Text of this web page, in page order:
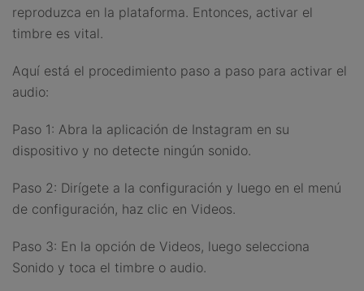
reproduzca en la plataforma. Entonces, activar el
timbre es vital.
Aquí está el procedimiento paso a paso para activar el
audio:
Paso 1: Abra la aplicación de Instagram en su
dispositivo y no detecte ningún sonido.
Paso 2: Dirígete a la configuración y luego en el menú
de configuración, haz clic en Videos.
Paso 3: En la opción de Videos, luego selecciona
Sonido y toca el timbre o audio.